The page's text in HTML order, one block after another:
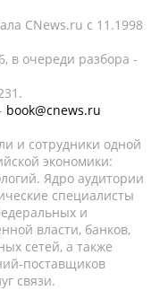
CNews.ru c 11.1998
в очереди разбора -
book@cnews.ru
и сотрудники одной
экономики:
Ядро аудитории
специалисты
и
власти, банков,
сетей, а также
поставщиков
связи.